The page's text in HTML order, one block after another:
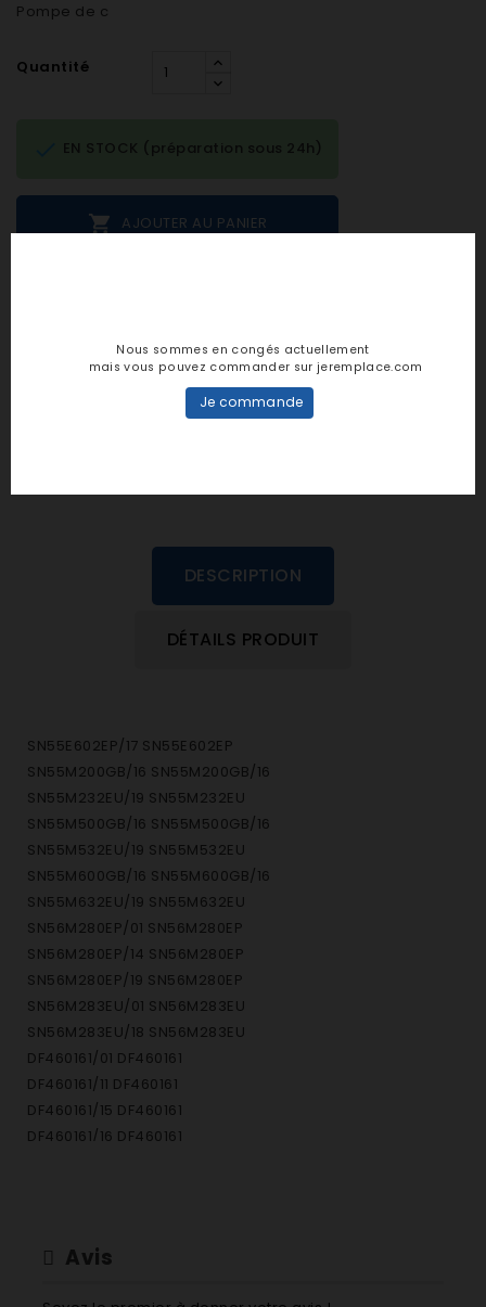
Pompe de c
Quantité
 AJOUTER AU PANIER
EN STOCK (préparation sous 24h)
personne n'a encore posté d'avis
DESCRIPTION
DÉTAILS PRODUIT
SN55E602EP/17 SN55E602EP
SN55M200GB/16 SN55M200GB/16
SN55M232EU/19 SN55M232EU
SN55M500GB/16 SN55M500GB/16
SN55M532EU/19 SN55M532EU
SN55M600GB/16 SN55M600GB/16
SN55M632EU/19 SN55M632EU
SN56M280EP/01 SN56M280EP
SN56M280EP/14 SN56M280EP
SN56M280EP/19 SN56M280EP
SN56M283EU/01 SN56M283EU
SN56M283EU/18 SN56M283EU
DF460161/01 DF460161
DF460161/11 DF460161
DF460161/15 DF460161
DF460161/16 DF460161
DF461161/11 DF461161
Avis
Nous sommes en congés actuellement
mais vous pouvez commander sur jeremplace.com
Je commande